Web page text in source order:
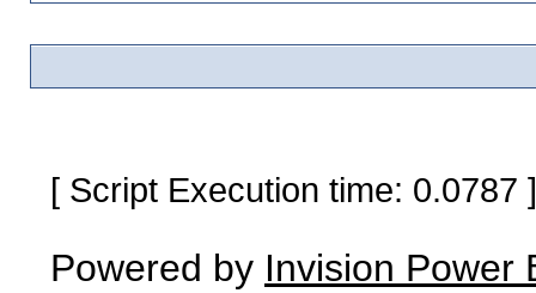
[ Script Execution time:
Powered by Invision Power